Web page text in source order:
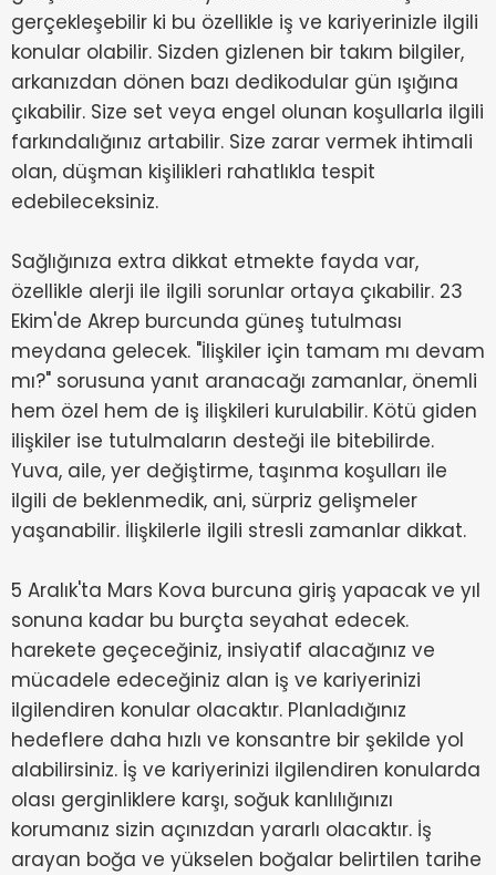
gerçekleşebilir ki bu özellikle iş ve kariyerinizle ilgili
konular olabilir. Sizden gizlenen bir takım bilgiler,
arkanızdan dönen bazı dedikodular gün ışığına
çıkabilir. Size set veya engel olunan koşullarla ilgili
farkındalığınız artabilir. Size zarar vermek ihtimali
olan, düşman kişilikleri rahatlıkla tespit
edebileceksiniz.
Sağlığınıza extra dikkat etmekte fayda var,
özellikle alerji ile ilgili sorunlar ortaya çıkabilir. 23
Ekim'de Akrep burcunda güneş tutulması
meydana gelecek. "İlişkiler için tamam mı devam
mı?" sorusuna yanıt aranacağı zamanlar, önemli
hem özel hem de iş ilişkileri kurulabilir. Kötü giden
ilişkiler ise tutulmaların desteği ile bitebilirde.
Yuva, aile, yer değiştirme, taşınma koşulları ile
ilgili de beklenmedik, ani, sürpriz gelişmeler
yaşanabilir. İlişkilerle ilgili stresli zamanlar dikkat.
5 Aralık'ta Mars Kova burcuna giriş yapacak ve yıl
sonuna kadar bu burçta seyahat edecek.
harekete geçeceğiniz, insiyatif alacağınız ve
mücadele edeceğiniz alan iş ve kariyerinizi
ilgilendiren konular olacaktır. Planladığınız
hedeflere daha hızlı ve konsantre bir şekilde yol
alabilirsiniz. İş ve kariyerinizi ilgilendiren konularda
olası gerginliklere karşı, soğuk kanlılığınızı
korumanız sizin açınızdan yararlı olacaktır. İş
arayan boğa ve yükselen boğalar belirtilen tarihe